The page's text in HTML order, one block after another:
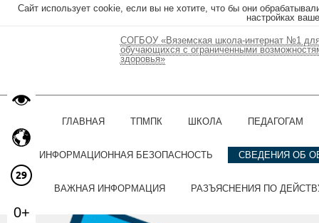
Сайт использует cookie, если вы не хотите, что бы они
настройках
СОГБОУ «Вяземская школа-интернат №1
обучающихся с ограниченными
здоровья»
ГЛАВНАЯ ТПМПК ШКОЛА ПЕДАГОГАМ
ИНФОРМАЦИОННАЯ БЕЗОПАСНОСТЬ СВЕДЕНИЯ ОБ
ВАЖНАЯ ИНФОРМАЦИЯ РАЗЪЯСНЕНИЯ ПО
0+